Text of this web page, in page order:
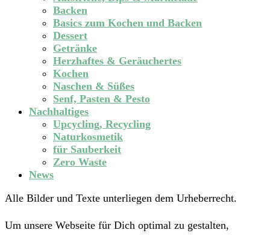
Backen
Basics zum Kochen und Backen
Dessert
Getränke
Herzhaftes & Geräuchertes
Kochen
Naschen & Süßes
Senf, Pasten & Pesto
Nachhaltiges
Upcycling, Recycling
Naturkosmetik
für Sauberkeit
Zero Waste
News
Alle Bilder und Texte unterliegen dem Urheberrecht.
Um unsere Webseite für Dich optimal zu gestalten,